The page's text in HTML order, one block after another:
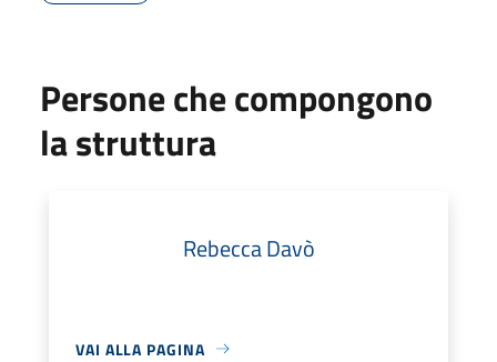
Persone che compongono
la struttura
Rebecca Davò
VAI ALLA PAGINA